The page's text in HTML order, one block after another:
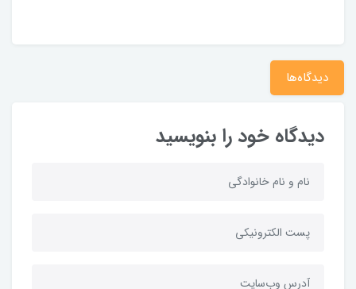
دیدگاه‌ها
دیدگاه خود را بنویسید